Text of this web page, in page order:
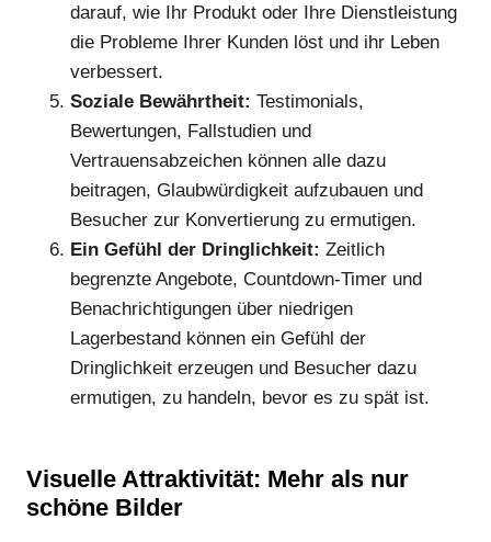
darauf, wie Ihr Produkt oder Ihre Dienstleistung
die Probleme Ihrer Kunden löst und ihr Leben
verbessert.
Soziale Bewährtheit: Testimonials,
Bewertungen, Fallstudien und
Vertrauensabzeichen können alle dazu
beitragen, Glaubwürdigkeit aufzubauen und
Besucher zur Konvertierung zu ermutigen.
Ein Gefühl der Dringlichkeit: Zeitlich
begrenzte Angebote, Countdown-Timer und
Benachrichtigungen über niedrigen
Lagerbestand können ein Gefühl der
Dringlichkeit erzeugen und Besucher dazu
ermutigen, zu handeln, bevor es zu spät ist.
Visuelle Attraktivität: Mehr als nur
schöne Bilder